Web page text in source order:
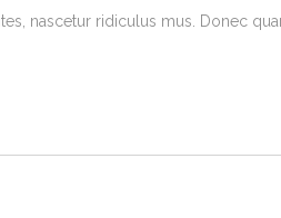
nascetur ridiculus mus. Donec